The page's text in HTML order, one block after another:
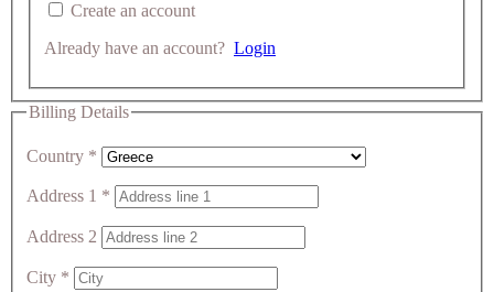
Create an account
Already have an account? Login
Billing Details
Country *
Address 1 *
Address 2
City *